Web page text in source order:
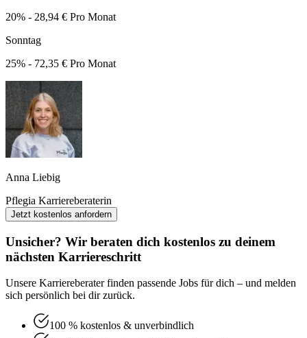
20% - 28,94 € Pro Monat
Sonntag
25% - 72,35 € Pro Monat
Anna Liebig
Pflegia Karriereberaterin
Jetzt kostenlos anfordern
Unsicher? Wir beraten dich kostenlos zu deinem
nächsten Karriereschritt
Unsere Karriereberater finden passende Jobs für dich – und melden
sich persönlich bei dir zurück.
100 % kostenlos & unverbindlich